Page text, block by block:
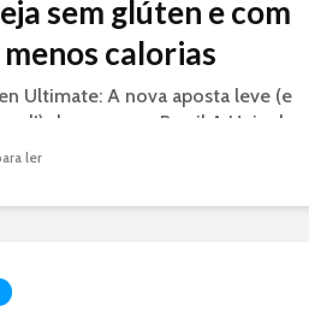
sem glúten e com
menos calorias
Ultimate: A nova aposta leve (e
da marca no Brasil A Heineken
lançar nesta segunda-feira (18) a
30% menos calorias (só 97
ler